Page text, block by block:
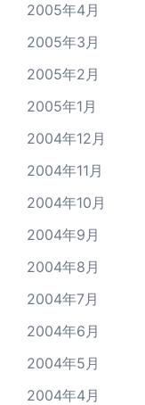
2005年4月
2005年3月
2005年2月
2005年1月
2004年12月
2004年11月
2004年10月
2004年9月
2004年8月
2004年7月
2004年6月
2004年5月
2004年4月